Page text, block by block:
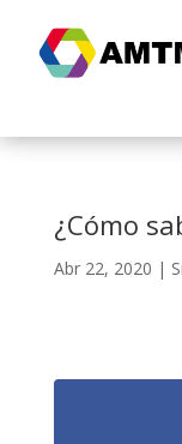
¿Cómo
Abr 22, 2020 |